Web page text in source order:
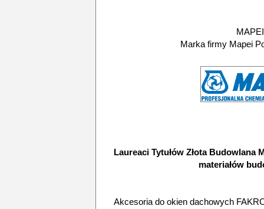
MAPEI
Marka firmy Mapei
Laureaci Tytułów Złota Budowlana
materiałów
Akcesoria do okien dachowych